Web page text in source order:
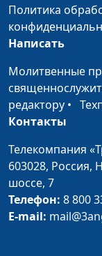
Ожоги
таблетка!
Для кого опасен
сезон цветения?
Как жить с
бронхиальной
Политика
Написать
Молитвенные
редактору •
Контакты
Телекомпания
603028, Россия,
шоссе, 7
Телефон: 8 800
E-mail: